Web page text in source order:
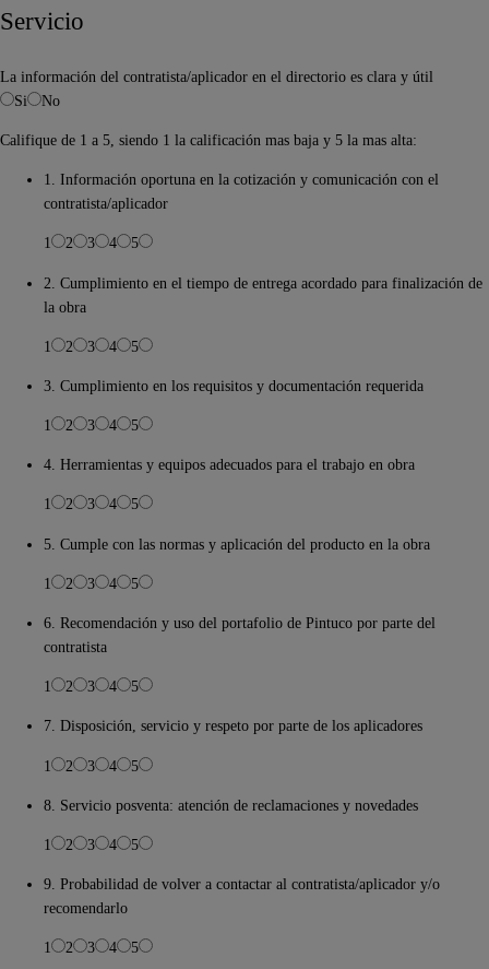
Servicio
La información del contratista/aplicador en el directorio es clara y útil
Si
No
Califique de 1 a 5, siendo 1 la calificación mas baja y 5 la mas alta:
1. Información oportuna en la cotización y comunicación con el
contratista/aplicador
1 2 3 4 5
2. Cumplimiento en el tiempo de entrega acordado para finalización de
la obra
1 2 3 4 5
3. Cumplimiento en los requisitos y documentación requerida
1 2 3 4 5
4. Herramientas y equipos adecuados para el trabajo en obra
1 2 3 4 5
5. Cumple con las normas y aplicación del producto en la obra
1 2 3 4 5
6. Recomendación y uso del portafolio de Pintuco por parte del
contratista
1 2 3 4 5
7. Disposición, servicio y respeto por parte de los aplicadores
1 2 3 4 5
8. Servicio posventa: atención de reclamaciones y novedades
1 2 3 4 5
9. Probabilidad de volver a contactar al contratista/aplicador y/o
recomendarlo
1 2 3 4 5